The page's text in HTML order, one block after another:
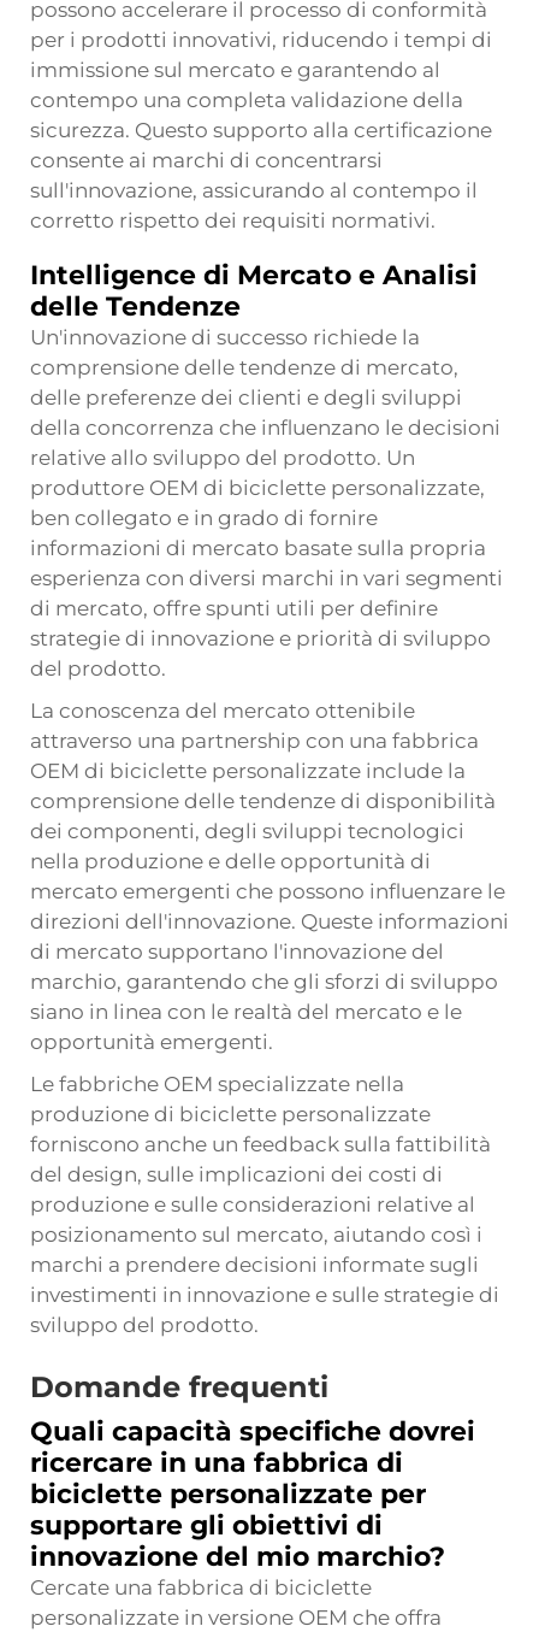
possono accelerare il processo di conformità
per i prodotti innovativi, riducendo i tempi di
immissione sul mercato e garantendo al
contempo una completa validazione della
sicurezza. Questo supporto alla certificazione
consente ai marchi di concentrarsi
sull'innovazione, assicurando al contempo il
corretto rispetto dei requisiti normativi.
Intelligence di Mercato e Analisi
delle Tendenze
Un'innovazione di successo richiede la
comprensione delle tendenze di mercato,
delle preferenze dei clienti e degli sviluppi
della concorrenza che influenzano le decisioni
relative allo sviluppo del prodotto. Un
produttore OEM di biciclette personalizzate,
ben collegato e in grado di fornire
informazioni di mercato basate sulla propria
esperienza con diversi marchi in vari segmenti
di mercato, offre spunti utili per definire
strategie di innovazione e priorità di sviluppo
del prodotto.
La conoscenza del mercato ottenibile
attraverso una partnership con una fabbrica
OEM di biciclette personalizzate include la
comprensione delle tendenze di disponibilità
dei componenti, degli sviluppi tecnologici
nella produzione e delle opportunità di
mercato emergenti che possono influenzare le
direzioni dell'innovazione. Queste informazioni
di mercato supportano l'innovazione del
marchio, garantendo che gli sforzi di sviluppo
siano in linea con le realtà del mercato e le
opportunità emergenti.
Le fabbriche OEM specializzate nella
produzione di biciclette personalizzate
forniscono anche un feedback sulla fattibilità
del design, sulle implicazioni dei costi di
produzione e sulle considerazioni relative al
posizionamento sul mercato, aiutando così i
marchi a prendere decisioni informate sugli
investimenti in innovazione e sulle strategie di
sviluppo del prodotto.
Domande frequenti
Quali capacità specifiche dovrei
ricercare in una fabbrica di
biciclette personalizzate per
supportare gli obiettivi di
innovazione del mio marchio?
Cercate una fabbrica di biciclette
personalizzate in versione OEM che offra